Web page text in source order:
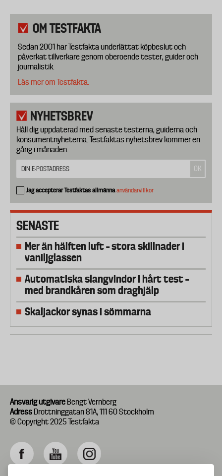
OM TESTFAKTA
Sedan 2001 har Testfakta underlättat köpbeslut och
påverkat tillverkare genom oberoende tester, guider och
journalistik.
Läs mer om Testfakta.
NYHETSBREV
Håll dig uppdaterad med senaste testerna, guiderna och
konsumentnyheterna. Testfaktas nyhetsbrev kommer en
gång i månaden.
Jag accepterar Testfaktas allmännaanvändarvillkor
SENASTE
Mer än hälften luft – stora skillnader i
vaniljglassen
Automatiska slangvindor i hårt test –
med brandkåren som draghjälp
Skaljackor synas i sömmarna
Ansvarig utgivare Bengt Vernberg
Adress Drottninggatan 81A, 111 60 Stockholm
© Copyright 2025 Testfakta